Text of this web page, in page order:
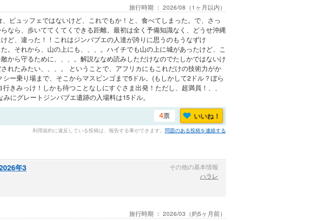
旅行時期 ： 2026/08 （1ヶ月以内）
ビュッフェではないけど、これでもか！と、食べてしまった。で、さっ
なら、歩いててくてくできる距離。最初は全く予備知識なく、どうせ沖縄
ど、違った！！これはジンバブエの人達が誇りに思うのもうなずけ
。それから、山の上にも、、、。ハイチでも山の上に城があったけど、こ
から守るために、、、。解説ななめ読みしただけなのでたしかではないけ
れたみたい、、、。 ということで、アフリカにもこれだけの技術力がか
ー乗り場まで、そこからマスビンゴまで5ドル。(もしかして2ドル？ぼら
きみっけ！しかも待つことなしにすぐさま出発！ただし、超満員！、、
にグレートジンバブエ遺跡の入場料は15ドル。
4票 いいね！
利用規約に違反している投稿は、報告する事ができます。 問題のある投稿を連絡する
年3
その他の基本情報
ハラレ
旅行時期 ： 2026/03 （約5ヶ月前）